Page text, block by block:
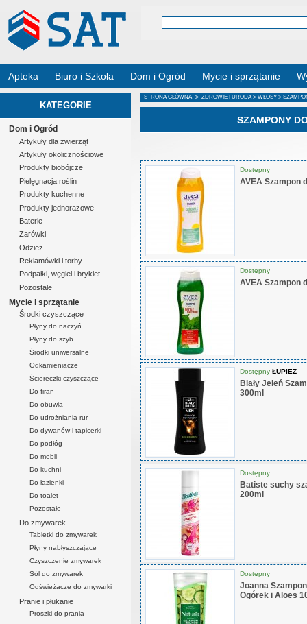
Apteka Biuro i Szkoła Dom i Ogród Mycie i sprzątanie
KATEGORIE
Dom i Ogród
Artykuły dla zwierząt
Artykuły okolicznościowe
Produkty biobójcze
Pielęgnacja roślin
Produkty kuchenne
Produkty jednorazowe
Baterie
Żarówki
Odzież
Reklamówki i torby
Podpałki, węgiel i brykiet
Pozostałe
Mycie i sprzątanie
Środki czyszczące
Płyny do naczyń
Płyny do szyb
Środki uniwersalne
Odkamieniacze
Ściereczki czyszczące
Do firan
Do obuwia
Do udrożniania rur
Do dywanów i tapicerki
Do podłóg
Do mebli
Do kuchni
Do łazienki
Do toalet
Pozostałe
Do zmywarek
Tabletki do zmywarek
Płyny nabłyszczające
Czyszczenie zmywarek
Sól do zmywarek
Odświeżacze do zmywarki
Pranie i płukanie
Proszki do prania
STRONA GŁÓWNA > ZDROWIE I URODA >WŁOSY >
SZAMPONY
Dostępny
AVEA Szampon
Dostępny
AVEA Szampon
Dostępny ŁUPIEŻ
Biały Jeleń
300ml
Dostępny
Batiste suchy
200ml
Dostępny
Joanna
Ogórek i Aloes